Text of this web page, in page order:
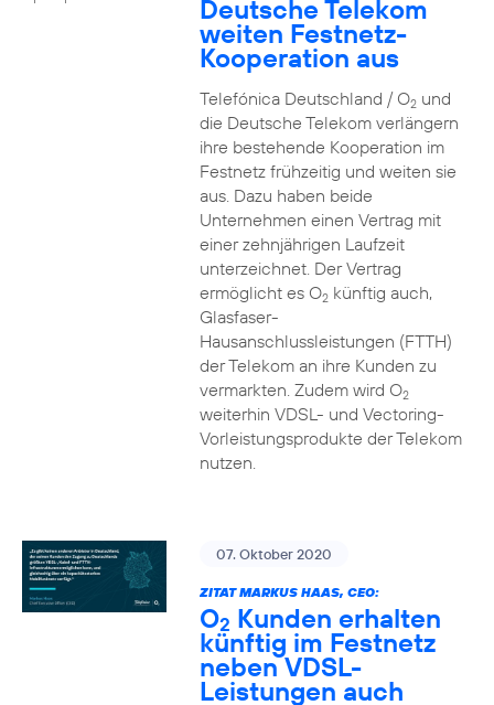
Deutsche Telekom
weiten Festnetz-
Kooperation aus
Telefónica Deutschland / O2und
die Deutsche Telekom verlängern
ihre bestehende Kooperation im
Festnetz frühzeitig und weiten sie
aus. Dazu haben beide
Unternehmen einen Vertrag mit
einer zehnjährigen Laufzeit
unterzeichnet. Der Vertrag
ermöglicht es O2künftig auch,
Glasfaser-
Hausanschlussleistungen (FTTH)
der Telekom an ihre Kunden zu
vermarkten. Zudem wird O2
weiterhin VDSL- und Vectoring-
Vorleistungsprodukte der Telekom
nutzen.
07. Oktober 2020
ZITAT MARKUS HAAS, CEO:
O2 Kunden erhalten
künftig im Festnetz
neben VDSL-
Leistungen auch